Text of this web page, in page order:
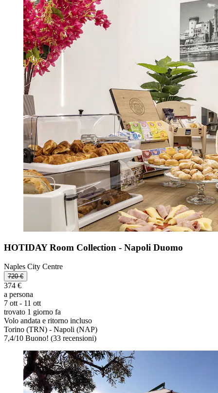
HOTIDAY Room Collection - Napoli Duomo
Naples City Centre
720 €
374 €
a persona
7 ott - 11 ott
trovato 1 giorno fa
Volo andata e ritorno incluso
Torino (TRN) - Napoli (NAP)
7,4/10 Buono! (33 recensioni)